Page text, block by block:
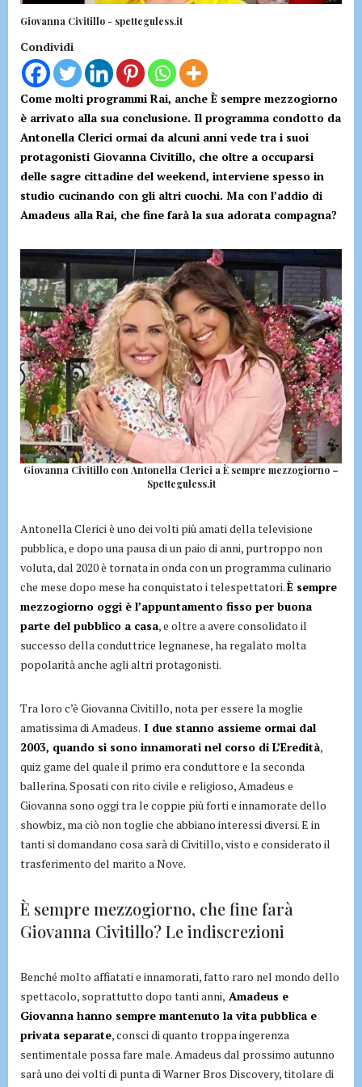
Giovanna Civitillo - spetteguless.it
Condividi
Come molti programmi Rai, anche È sempre mezzogiorno
è arrivato alla sua conclusione. Il programma condotto da
Antonella Clerici ormai da alcuni anni vede tra i suoi
protagonisti Giovanna Civitillo, che oltre a occuparsi
delle sagre cittadine del weekend, interviene spesso in
studio cucinando con gli altri cuochi. Ma con l’addio di
Amadeus alla Rai, che fine farà la sua adorata compagna?
Giovanna Civitillo con Antonella Clerici a È sempre mezzogiorno –
Spetteguless.it
Antonella Clerici è uno dei volti più amati della televisione
pubblica, e dopo una pausa di un paio di anni, purtroppo non
voluta, dal 2020 è tornata in onda con un programma culinario
che mese dopo mese ha conquistato i telespettatori.È sempre
mezzogiorno oggi è l’appuntamento fisso per buona
parte del pubblico a casa, e oltre a avere consolidato il
successo della conduttrice legnanese, ha regalato molta
popolarità anche agli altri protagonisti.
Tra loro c’è Giovanna Civitillo, nota per essere la moglie
amatissima di Amadeus. I due stanno assieme ormai dal
2003, quando si sono innamorati nel corso di L’Eredità,
quiz game del quale il primo era conduttore e la seconda
ballerina. Sposati con rito civile e religioso, Amadeus e
Giovanna sono oggi tra le coppie più forti e innamorate dello
showbiz, ma ciò non toglie che abbiano interessi diversi. E in
tanti si domandano cosa sarà di Civitillo, visto e considerato il
trasferimento del marito a Nove.
È sempre mezzogiorno, che fine farà
Giovanna Civitillo? Le indiscrezioni
Benché molto affiatati e innamorati, fatto raro nel mondo dello
spettacolo, soprattutto dopo tanti anni, Amadeus e
Giovanna hanno sempre mantenuto la vita pubblica e
privata separate, consci di quanto troppa ingerenza
sentimentale possa fare male. Amadeus dal prossimo autunno
sarà uno dei volti di punta di Warner Bros Discovery, titolare di